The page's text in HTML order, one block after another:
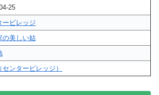
25
ービレッジ
の美しい姑
センタービレッジ）